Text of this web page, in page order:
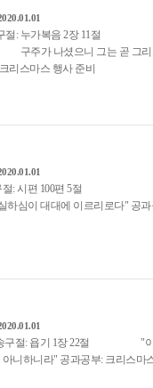
구절: 누가복음 2장 11절 "
나셨으니 그는 곧 그리스
크리스마스 행사 준비
송구절: 시편 100편 5절 "
대대에 이르리로다" 공과공
송구절: 욥기 1장 22절 "이
니하니라" 공과공부: 크리스마